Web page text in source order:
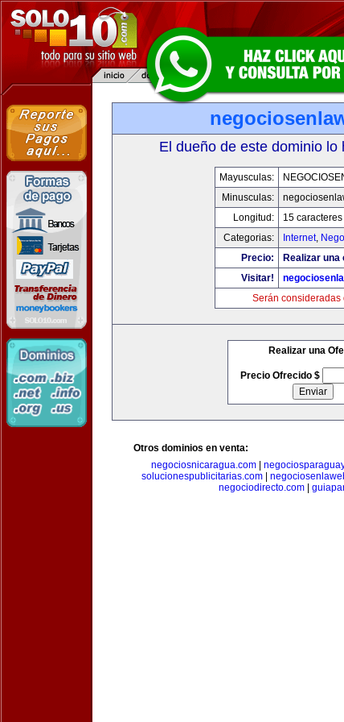
El dueño de este dominio lo
Mayusculas:
Minusculas:
Longitud:
15 caracteres
Categorias:
Internet,
Precio:
Realizar una
Visitar!
Serán consideradas
Realizar una
Precio Ofrecido $
Otros dominios en venta:
negociosnicaragua.com
solucionespublicitarias.com
negociodirecto.com